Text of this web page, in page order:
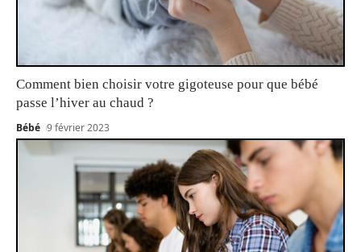
Comment bien choisir votre gigoteuse pour que bébé
passe l’hiver au chaud ?
Bébé 9 février 2023